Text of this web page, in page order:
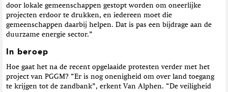
door lokale gemeenschappen gestopt worden om oneerlijke
projecten erdoor te drukken, en iedereen moet die
gemeenschappen daarbij helpen. Dat is pas een bijdrage aan de
duurzame energie sector.”
In beroep
Hoe gaat het na de recent opgelaaide protesten verder met het
project van PGGM? “Er is nog onenigheid om over land toegang
te krijgen tot de zandbank”, erkent Van Alphen. “De veiligheid